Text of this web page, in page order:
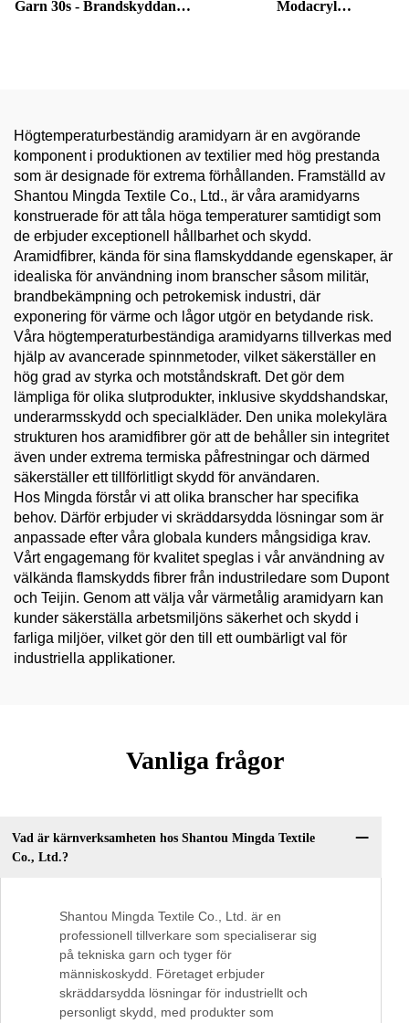
Garn 30s - Brandskyddande
Modacryl
Högtemperaturbeständig aramidyarn är en avgörande
komponent i produktionen av textilier med hög prestanda
som är designade för extrema förhållanden. Framställd av
Shantou Mingda Textile Co., Ltd., är våra aramidyarns
konstruerade för att tåla höga temperaturer samtidigt som
de erbjuder exceptionell hållbarhet och skydd.
Aramidfibrer, kända för sina flamskyddande egenskaper, är
idealiska för användning inom branscher såsom militär,
brandbekämpning och petrokemisk industri, där
exponering för värme och lågor utgör en betydande risk.
Våra högtemperaturbeständiga aramidyarns tillverkas med
hjälp av avancerade spinnmetoder, vilket säkerställer en
hög grad av styrka och motståndskraft. Det gör dem
lämpliga för olika slutprodukter, inklusive skyddshandskar,
underarmsskydd och specialkläder. Den unika molekylära
strukturen hos aramidfibrer gör att de behåller sin integritet
även under extrema termiska påfrestningar och därmed
säkerställer ett tillförlitligt skydd för användaren.
Hos Mingda förstår vi att olika branscher har specifika
behov. Därför erbjuder vi skräddarsydda lösningar som är
anpassade efter våra globala kunders mångsidiga krav.
Vårt engagemang för kvalitet speglas i vår användning av
välkända flamskydds fibrer från industriledare som Dupont
och Teijin. Genom att välja vår värmetålig aramidyarn kan
kunder säkerställa arbetsmiljöns säkerhet och skydd i
farliga miljöer, vilket gör den till ett oumbärligt val för
industriella applikationer.
Vanliga frågor
Vad är kärnverksamheten hos Shantou Mingda Textile
Co., Ltd.?
Shantou Mingda Textile Co., Ltd. är en
professionell tillverkare som specialiserar sig
på tekniska garn och tyger för
människoskydd. Företaget erbjuder
skräddarsydda lösningar för industriellt och
personligt skydd, med produkter som